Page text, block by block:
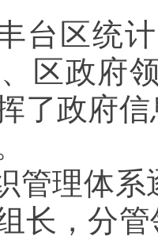
台区统
区政府
了政府
管理体
长，分